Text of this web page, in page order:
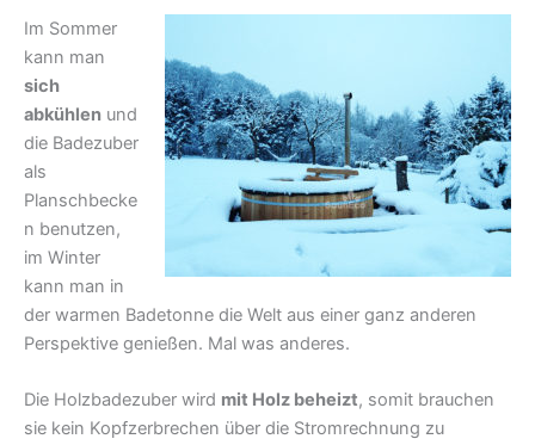
Im Sommer
kann man
sich
abkühlen und
die Badezuber
als
Planschbecke
n benutzen,
im Winter
kann man in
der warmen Badetonne die Welt aus einer ganz anderen
Perspektive genießen. Mal was anderes.
Die Holzbadezuber wird mit Holz beheizt, somit brauchen
sie kein Kopfzerbrechen über die Stromrechnung zu